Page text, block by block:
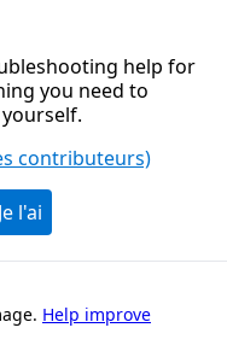
help for
you need to
yourself.
contributeurs)
Je l'ai
Help improve